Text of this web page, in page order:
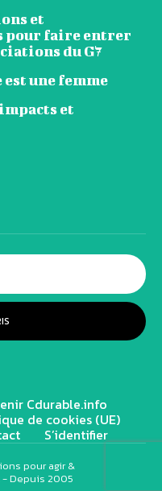
et
pour faire entrer
du G7
une femme
et
Cdurable.info
de cookies (UE)
S’identifier
pour agir &
- Depuis 2005